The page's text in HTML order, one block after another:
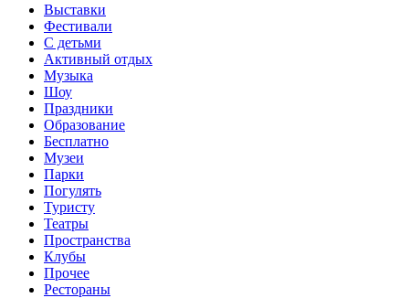
Выставки
Фестивали
С детьми
Активный отдых
Музыка
Шоу
Праздники
Образование
Бесплатно
Музеи
Парки
Погулять
Туристу
Театры
Пространства
Клубы
Прочее
Рестораны